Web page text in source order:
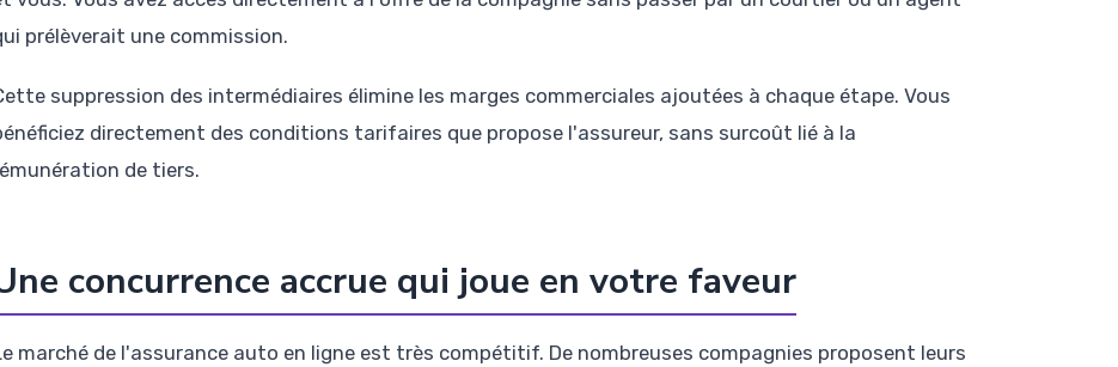
prélèverait une commission.
suppression des intermédiaires élimine les marges commerciales ajoutées à chaque étape. Vous
directement des conditions tarifaires que propose l'assureur, sans surcoût lié à la
de tiers.
concurrence accrue qui joue en votre faveur
marché de l'assurance auto en ligne est très compétitif. De nombreuses compagnies proposent leurs